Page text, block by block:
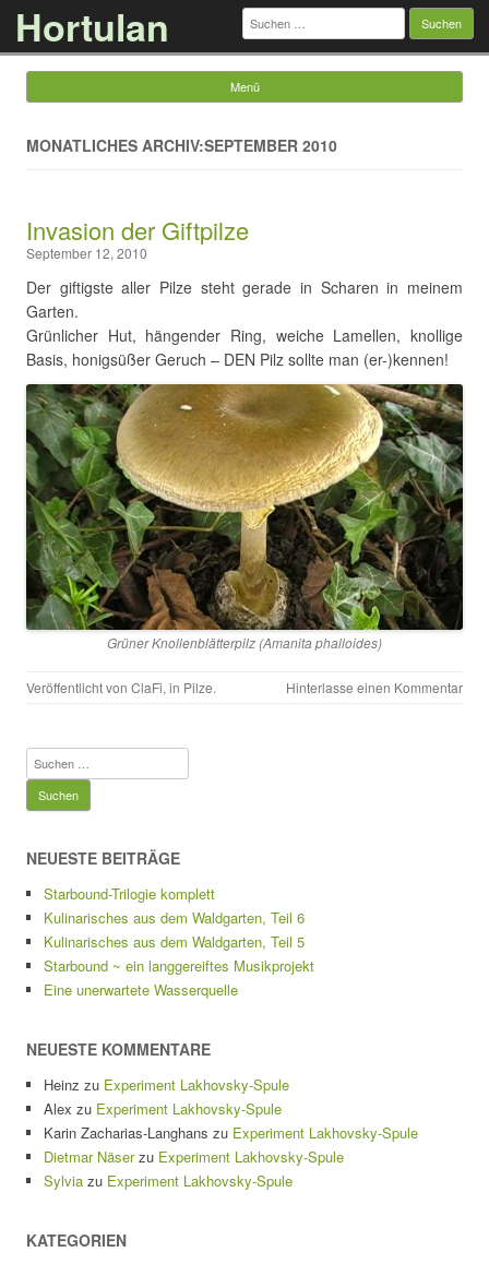
Hortulan Suchen
nach:
Menü
MONATLICHES ARCHIV:SEPTEMBER 2010
Invasion der Giftpilze
September 12, 2010
Der giftigste aller Pilze steht gerade in Scharen in meinem
Garten.
Grünlicher Hut, hängender Ring, weiche Lamellen, knollige
Basis, honigsüßer Geruch – DEN Pilz sollte man (er-)kennen!
Grüner Knollenblätterpilz (Amanita phalloides)
Veröffentlicht von ClaFi, in Pilze. Hinterlasse einen Kommentar
Suchen
nach:
NEUESTE BEITRÄGE
Starbound-Trilogie komplett
Kulinarisches aus dem Waldgarten, Teil 6
Kulinarisches aus dem Waldgarten, Teil 5
Starbound ~ ein langgereiftes Musikprojekt
Eine unerwartete Wasserquelle
NEUESTE KOMMENTARE
Heinz zu Experiment Lakhovsky-Spule
Alex zu Experiment Lakhovsky-Spule
Karin Zacharias-Langhans zu Experiment Lakhovsky-Spule
Dietmar Näserzu Experiment Lakhovsky-Spule
Sylvia zu Experiment Lakhovsky-Spule
KATEGORIEN